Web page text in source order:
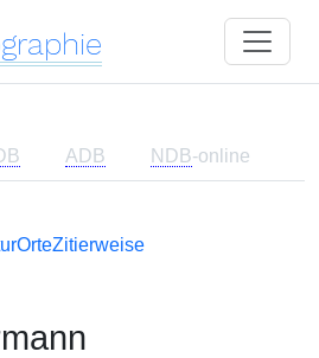
ADB NDB-online
OrteZitierweise